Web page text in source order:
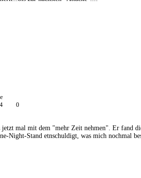
0
jetzt mal mit dem "mehr Zeit nehmen". Er
Night-Stand etnschuldigt, was mich nochmal